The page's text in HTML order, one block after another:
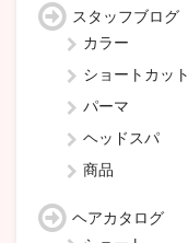
スタッフブログ
カラー
ショートカット
パーマ
ヘッドスパ
商品
ヘアカタログ